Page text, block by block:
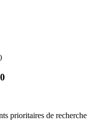
prioritaires de recherche